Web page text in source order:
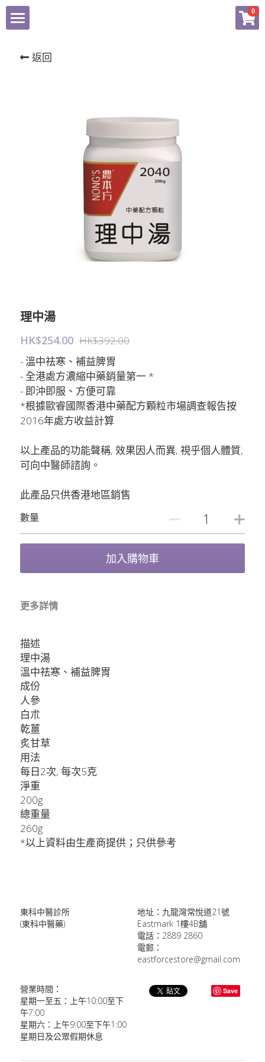
0
返回
理中湯
HK$254.00 HK$392.00
- 溫中祛寒、補益脾胃
- 全港處方濃縮中藥銷量第一 *
- 即沖即服、方便可靠
*根據歐睿國際香港中藥配方顆粒市場調查報告按
2016年處方收益計算
以上產品的功能聲稱, 效果因人而異, 視乎個人體質,
可向中醫師諮詢。
此產品只供香港地區銷售
數量
加入購物車
更多詳情
描述
理中湯
溫中祛寒、補益脾胃
成份
人參
白朮
乾薑
炙甘草
用法
每日2次, 每次5克
淨重
200g
總重量
260g
*以上資料由生產商提供；只供參考
東科中醫診所
(東科中醫藥)
地址：九龍灣常悅道21號
Eastmark 1樓4B舖
電話：2889 2860
電郵：
eastforcestore@gmail.com
營業時間：
星期一至五：上午10:00至下
午7:00
星期六：上午9:00至下午1:00
星期日及公眾假期休息
Save
×
揚子江